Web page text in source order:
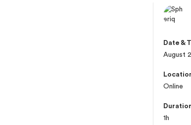
Date &
August
Online
1h